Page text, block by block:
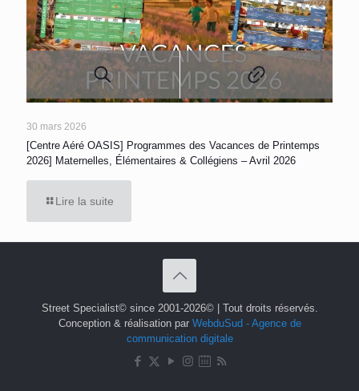
30 mars 2026
[Centre Aéré OASIS] Programmes des Vacances de Printemps
2026] Maternelles, Élémentaires & Collégiens – Avril 2026
Lire la suite
Street Specialist© since 2001-2026© | Tout droits réservés.
Conception & réalisation par WebduSud - Agence de
communication digitale